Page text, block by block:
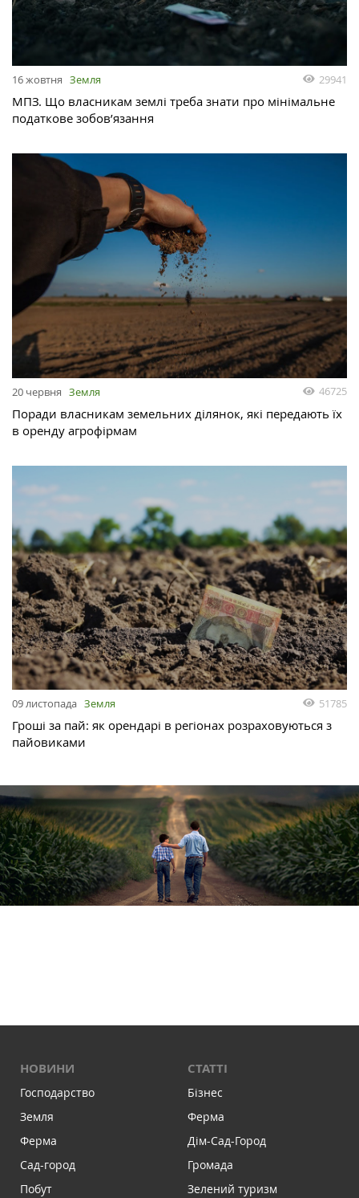
16 жовтня Земля 29941
МПЗ. Що власникам землі треба знати про мінімальне
податкове зобов’язання
20 червня Земля 46725
Поради власникам земельних ділянок, які передають їх
в оренду агрофірмам
09 листопада Земля 51785
Гроші за пай: як орендарі в регіонах розраховуються з
пайовиками
НОВИНИ
Господарство
Земля
Ферма
Сад-город
Побут
СТАТТІ
Бізнес
Ферма
Дім-Сад-Город
Громада
Зелений туризм